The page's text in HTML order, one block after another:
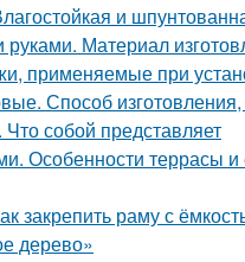
и
Материал
применяемые при
Способ
Что собой представляет
Особенности террасы
закрепить раму с
дерево»